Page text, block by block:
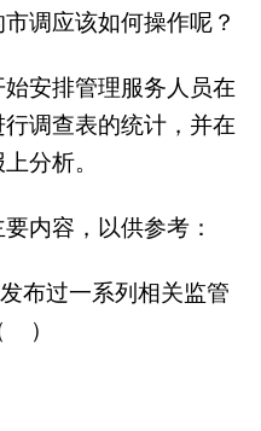
调应该如何操作呢？
安排管理服务人员在
调查表的统计，并在
分析。
内容，以供参考：
布过一系列相关监管
）